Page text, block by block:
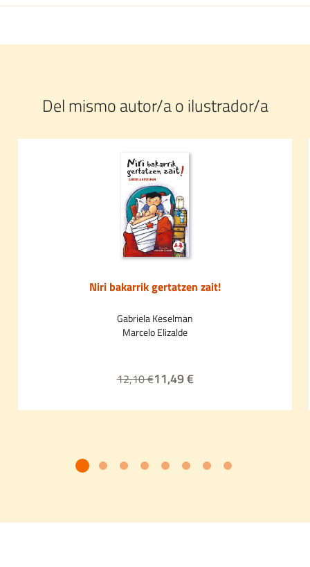
Del mismo autor/a o ilustrador/a
Niri bakarrik gertatzen zait!
Gabriela Keselman
Marcelo Elizalde
12,10 €11,49 €